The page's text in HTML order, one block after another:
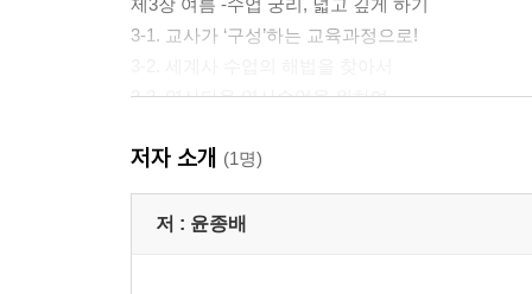
제3장 여름 -수업 궁리, 넓고 깊게 하기
3-1. 교사가 ‘구성’하는 교육과정으로!
3-3. 역사다운 역사수업을 위하여
제4장 여름방학 -수업의 외연 확장하기
4. 역사 동아리 운영과 국내외 답사, 여행
저자 소개 (1명)
저 : 윤종배